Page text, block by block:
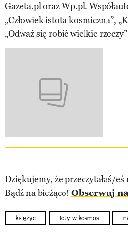
Gazeta.pl oraz Wp.pl.
„Człowiek istota kosmiczna”,
„Odważ się robić wielkie
Dziękujemy, że przeczytałaś/eś
Bądź na bieżąco! Obserwuj
księżyc loty w kosmos